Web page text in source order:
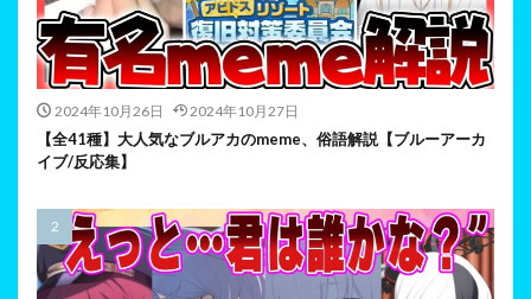
2024年10月26日 2024年10月27日
【全41種】大人気なブルアカのmeme、俗語解説【ブルーアーカ
イブ/反応集】